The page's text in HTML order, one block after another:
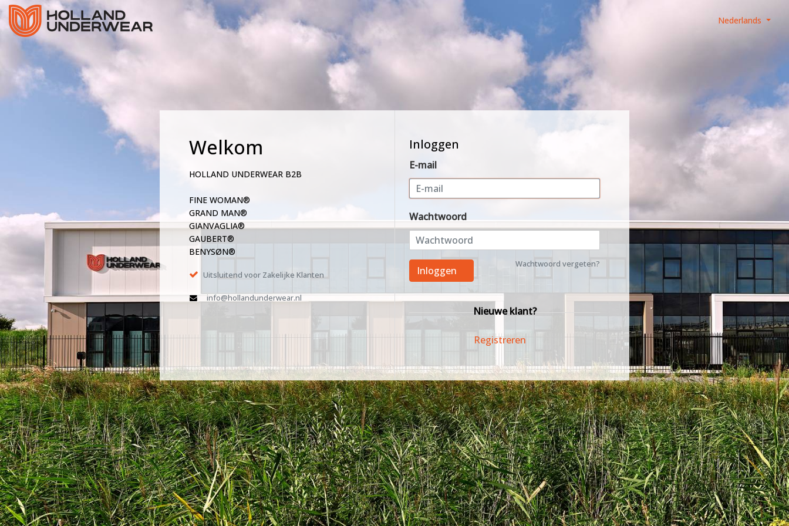
Nederlands
Welkom
HOLLAND UNDERWEAR B2B
FINE WOMAN®
GRAND MAN®
GIANVAGLIA®
GAUBERT®
BENYSØN®
Uitsluitend voor Zakelijke Klanten
info@hollandunderwear.nl
Inloggen
E-mail
Wachtwoord
Wachtwoord vergeten?
Inloggen
Nieuwe klant?
Registreren